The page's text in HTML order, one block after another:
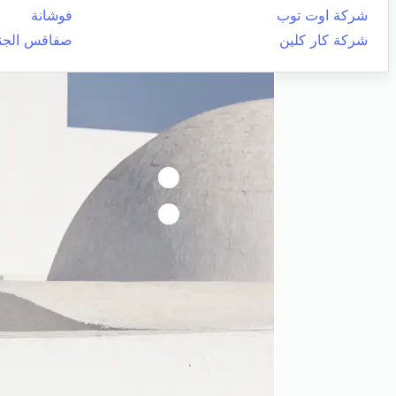
شركة اوت توب
فوشانة
شركة كار كلين
صفاقس